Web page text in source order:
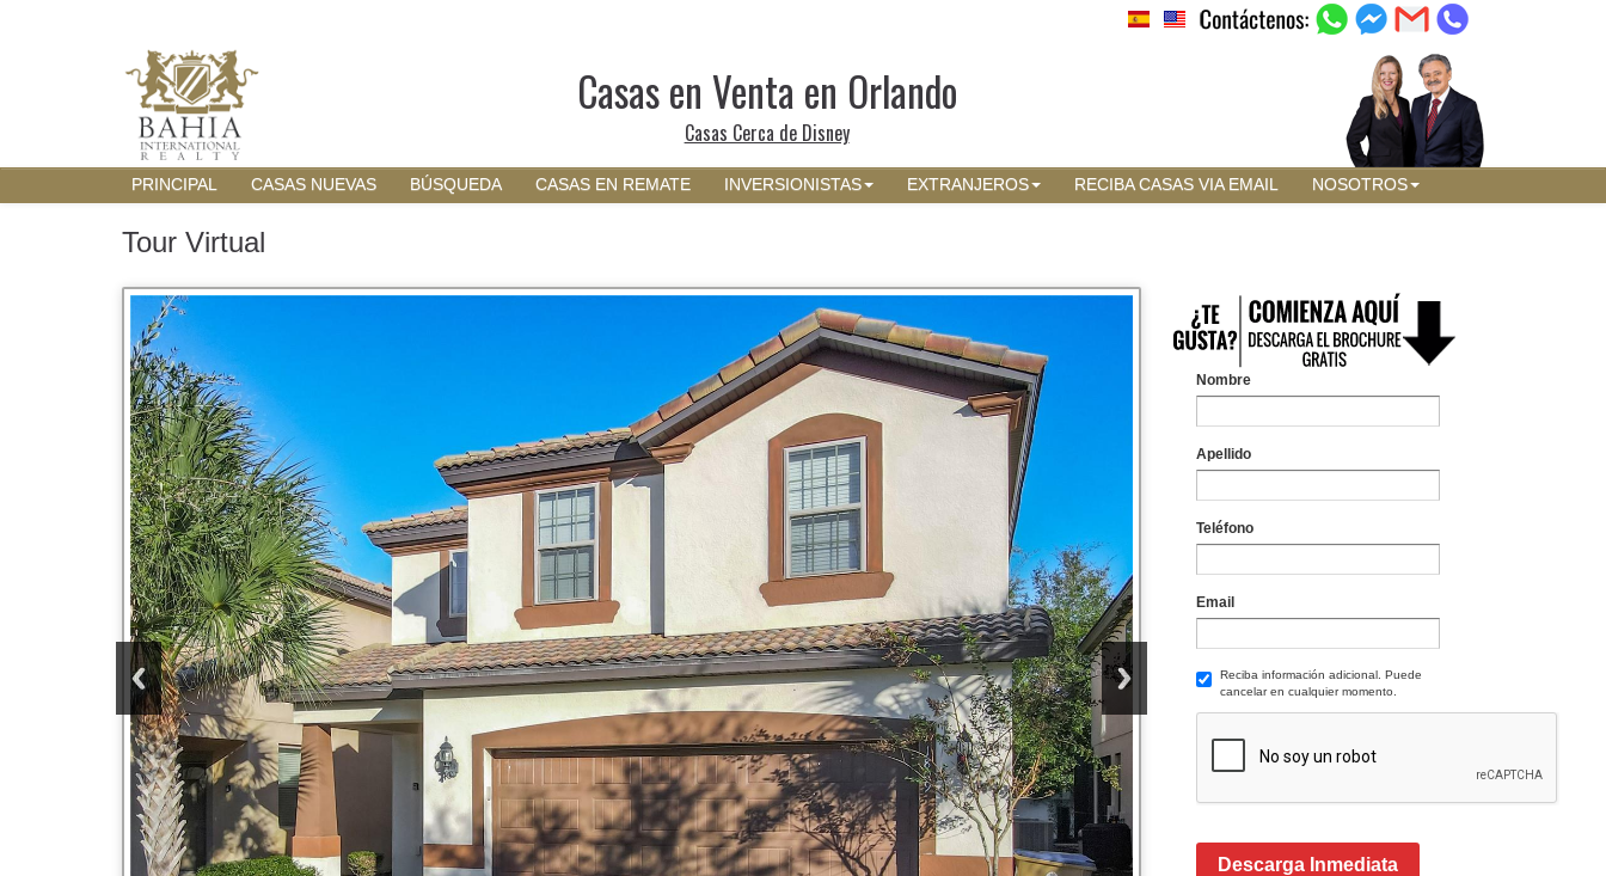
Casas en Venta en Orlando
Casas Cerca de Disney
PRINCIPAL CASAS NUEVAS BÚSQUEDA CASAS EN REMATE INVERSIONISTAS EXTRANJEROS RECIBA CASAS VIA EMAIL NOSOTROS
Tour Virtual
Nombre
Apellido
Teléfono
Email
Reciba información adicional. Puede
cancelar en cualquier momento.
Descarga Inmediata